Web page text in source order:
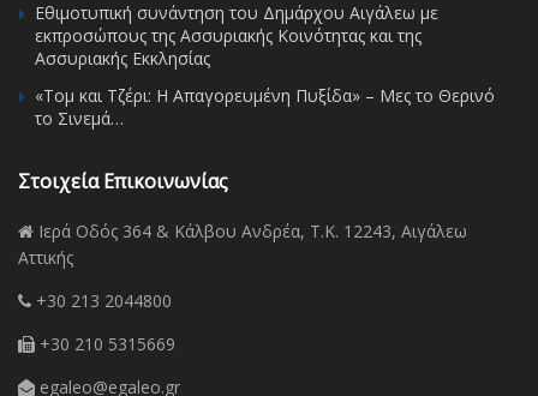
Εθιμοτυπική συνάντηση του Δημάρχου Αιγάλεω με
εκπροσώπους της Ασσυριακής Κοινότητας και της
Ασσυριακής Εκκλησίας
«Τομ και Τζέρι: Η Απαγορευμένη Πυξίδα» – Μες το Θερινό
το Σινεμά…
Στοιχεία Επικοινωνίας
Ιερά Οδός 364 & Κάλβου Ανδρέα, Τ.Κ. 12243, Αιγάλεω
Αττικής
+30 213 2044800
+30 210 5315669
egaleo@egaleo.gr